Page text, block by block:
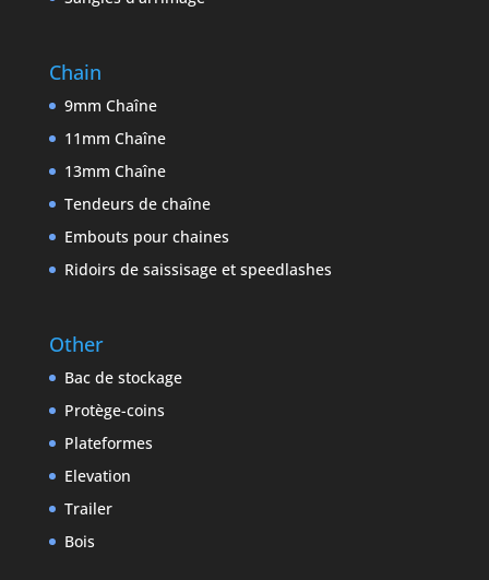
Chain
9mm Chaîne
11mm Chaîne
13mm Chaîne
Tendeurs de chaîne
Embouts pour chaines
Ridoirs de saissisage et speedlashes
Other
Bac de stockage
Protège-coins
Plateformes
Elevation
Trailer
Bois